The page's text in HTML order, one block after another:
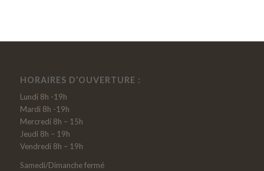
HORAIRES D’OUVERTURE :
Lundi 8h -19h
Mardi 8h -19h
Mercredi 8h – 15h
Jeudi 8h – 19h
Vendredi 8h – 19h
Samedi/Dimanche fermé